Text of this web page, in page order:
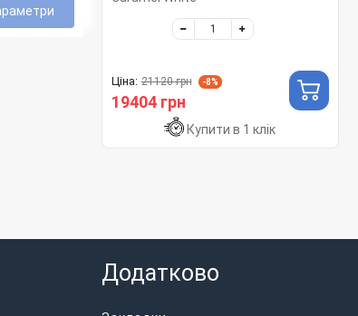
Ціна: 21120 грн -8%
19404 грн
Купити в 1 клік
Додатково